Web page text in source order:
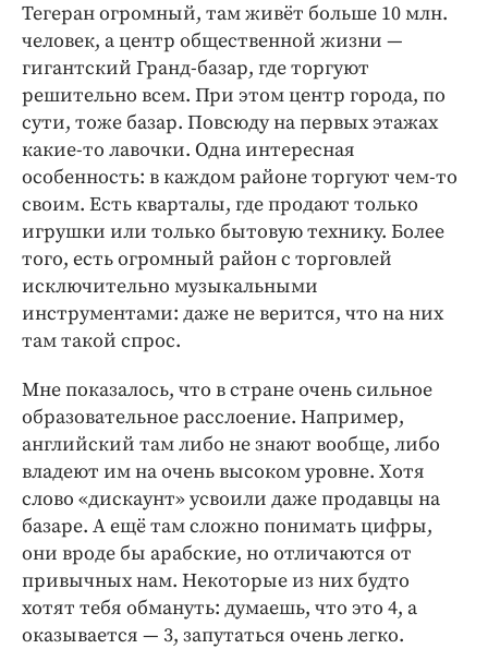
Тегеран огромный, там живёт больше 10 млн.
человек, а центр общественной жизни —
гигантский Гранд-базар, где торгуют
решительно всем. При этом центр города, по
сути, тоже базар. Повсюду на первых этажах
какие-­то лавочки. Одна интересная
особенность: в каждом районе торгуют чем-­то
своим. Есть кварталы, где продают только
игрушки или только бытовую технику. Более
того, есть огромный район с торговлей
исключительно музыкальными
инструментами: даже не верится, что на них
там такой спрос.
Мне показалось, что в стране очень сильное
образовательное расслоение. Например,
английский там либо не знают вообще, либо
владеют им на очень высоком уровне. Хотя
слово «дискаунт» усвоили даже продавцы на
базаре. А ещё там сложно понимать цифры,
они вроде бы арабские, но отличаются от
привычных нам. Некоторые из них будто
хотят тебя обмануть: думаешь, что это 4, а
оказывается — 3, запутаться очень легко.